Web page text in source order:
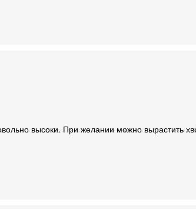
высоки. При желании можно вырастить